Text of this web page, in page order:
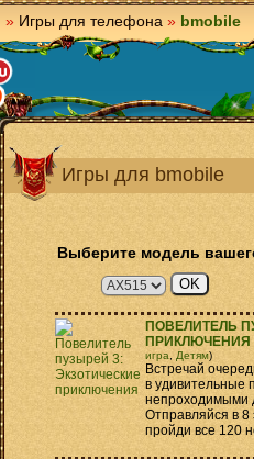
» Игры для телефона » bmobile
Игры для bmobile
Выберите модель
ПОВЕЛИТЕЛЬ
ПРИКЛЮЧЕНИЯ
игра Детям)
Встречай
в удивительные
непроходимыми
Отправляйся в 8
пройди все 120